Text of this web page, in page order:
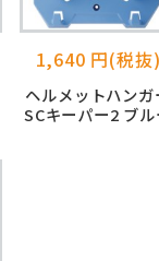
1,640 円(税抜
ヘルメットハンガ
SCキーパー2 ブ